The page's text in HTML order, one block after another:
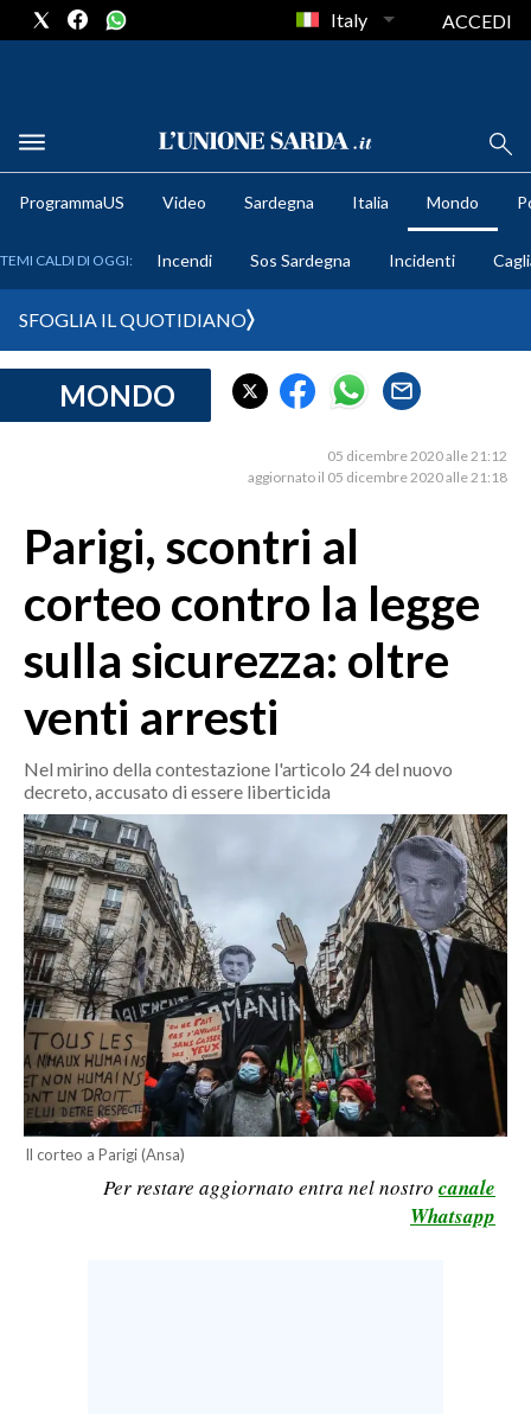
METEO
CRONACA SARDEGNA
MEDIO CAMPIDANO
ORISTANO E PROVINCIA
SASSARI E PROVINCIA
GALLURA
NUORO E PROVINCIA
OGLIASTRA
CRONACA
ITALIA
MONDO
POLITICA
ECONOMIA
SERVIZI ALLE IMPRESE
LAVORO
BANDI
SPORT IN SARDEGNA
Italy ACCEDI
ProgrammaUS Video Sardegna Italia Mondo
TEMI CALDI DI OGGI: Incendi Sos Sardegna Incidenti
SFOGLIA IL QUOTIDIANO
MONDO
05 dicembre 2020 alle 21:12
aggiornato il 05 dicembre 2020 alle 21:18
Parigi, scontri al
corteo contro la legge
sulla sicurezza: oltre
venti arresti
Nel mirino della contestazione l'articolo 24 del nuovo
decreto, accusato di essere liberticida
Il corteo a Parigi (Ansa)
Per restare aggiornato entra nel nostro canale
Whatsapp